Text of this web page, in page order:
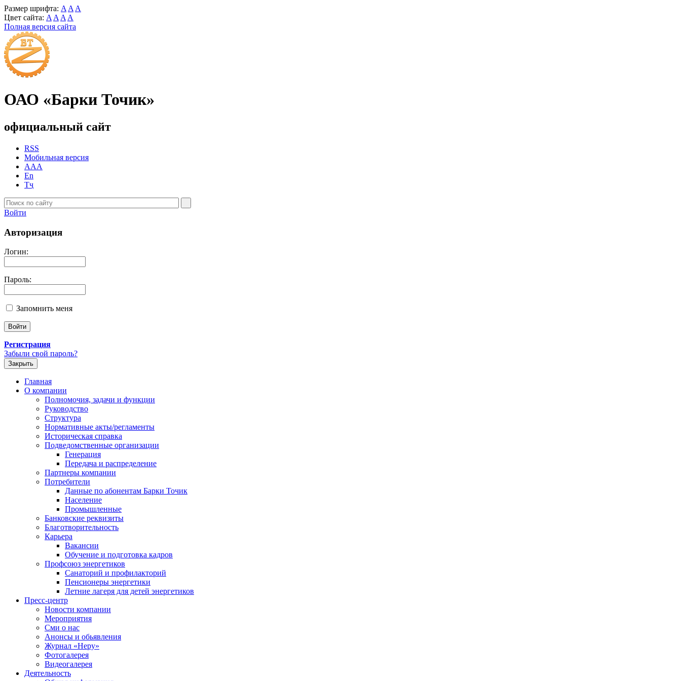
Размер шрифта: A A A
Цвет сайта: A A A A
Полная версия сайта
ОАО «Барки Точик»
официальный сайт
RSS
Мобильная версия
AAA
En
Тҷ
Войти
Авторизация
Логин:
Пароль:
Запомнить меня
Регистрация
Забыли свой пароль?
Закрыть
Главная
О компании
Полномочия, задачи и функции
Руководство
Структура
Нормативные акты/регламенты
Историческая справка
Подведомственные организации
Генерация
Передача и распределение
Партнеры компании
Потребители
Данные по абонентам Барки Точик
Население
Промышленные
Банковские реквизиты
Благотворительность
Карьера
Вакансии
Обучение и подготовка кадров
Профсоюз энергетиков
Санаторий и профилакторий
Пенсионеры энергетики
Летние лагеря для детей энергетиков
Пресс-центр
Новости компании
Мероприятия
Сми о нас
Анонсы и обьявления
Журнал «Неру»
Фотогалерея
Видеогалерея
Деятельность